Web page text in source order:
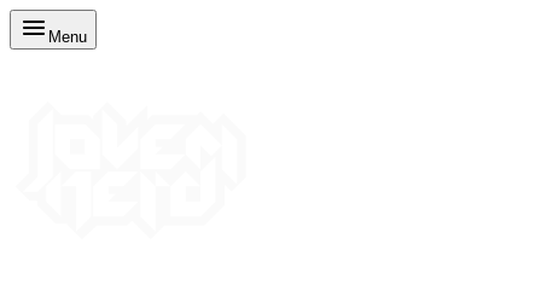
Menu